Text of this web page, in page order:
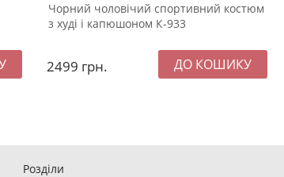
Чорний чоловічий спортивний костюм
з худі і капюшоном К-933
2499 грн.
Розділи